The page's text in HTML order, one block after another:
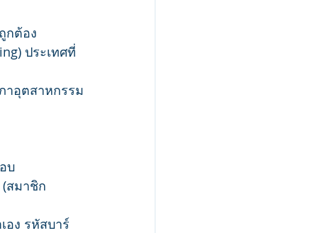
กต้อง
ประเทศที่
าอุตสาหกรรม
อบ
สมาชิก
อง รหัสบาร์